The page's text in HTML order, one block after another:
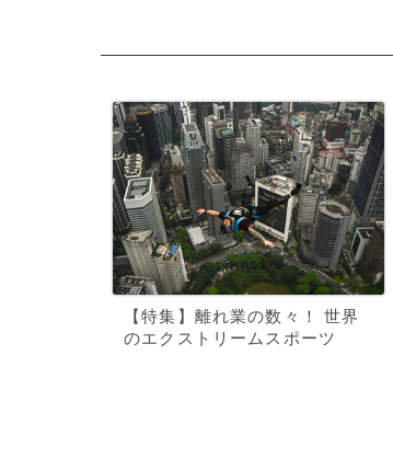
【特集】離れ業の数々！ 世界
のエクストリームスポーツ